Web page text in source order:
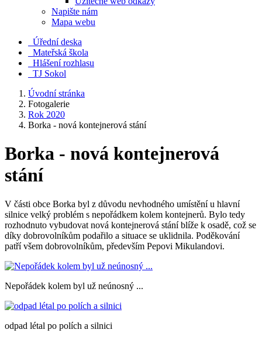
Napište nám
Mapa webu
Úřední deska
Mateřská škola
Hlášení rozhlasu
TJ Sokol
Úvodní stránka
Fotogalerie
Rok 2020
Borka - nová kontejnerová stání
Borka - nová kontejnerová
stání
V části obce Borka byl z důvodu nevhodného umístění u hlavní
silnice velký problém s nepořádkem kolem kontejnerů. Bylo tedy
rozhodnuto vybudovat nová kontejnerová stání blíže k osadě, což se
díky dobrovolníkům podařilo a situace se uklidnila. Poděkování
patří všem dobrovolníkům, především Pepovi Mikulandovi.
Nepořádek kolem byl už neúnosný ...
odpad létal po polích a silnici